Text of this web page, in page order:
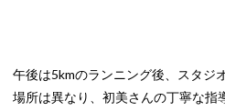
午後は5kmのランニング後、スタジ
場所は異なり、初美さんの丁寧な指